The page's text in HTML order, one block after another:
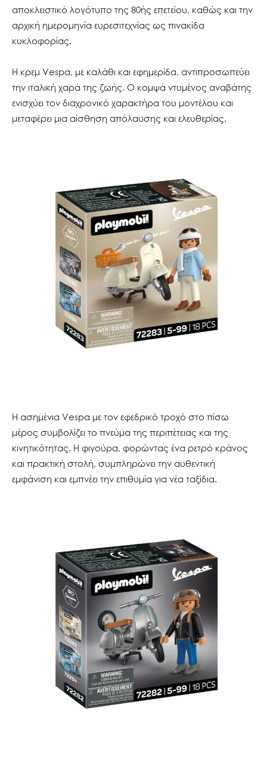
αποκλειστικό λογότυπο της 80ής επετείου, καθώς και την
αρχική ημερομηνία ευρεσιτεχνίας ως πινακίδα
κυκλοφορίας.
Η κρεμ Vespa, με καλάθι και εφημερίδα, αντιπροσωπεύει
την ιταλική χαρά της ζωής. Ο κομψά ντυμένος αναβάτης
ενισχύει τον διαχρονικό χαρακτήρα του μοντέλου και
μεταφέρει μια αίσθηση απόλαυσης και ελευθερίας.
Η ασημένια Vespa με τον εφεδρικό τροχό στο πίσω
μέρος συμβολίζει το πνεύμα της περιπέτειας και της
κινητικότητας. Η φιγούρα, φορώντας ένα ρετρό κράνος
και πρακτική στολή, συμπληρώνει την αυθεντική
εμφάνιση και εμπνέει την επιθυμία για νέα ταξίδια.